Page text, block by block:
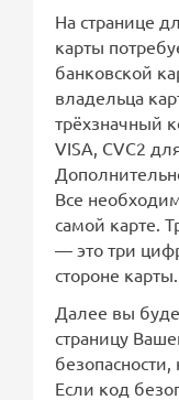
На странице
карты
банковской
владельца
трёхзначный
VISA, CVC2
Все
самой карте.
— это три
стороне карты.
Далее вы
страницу
Если код